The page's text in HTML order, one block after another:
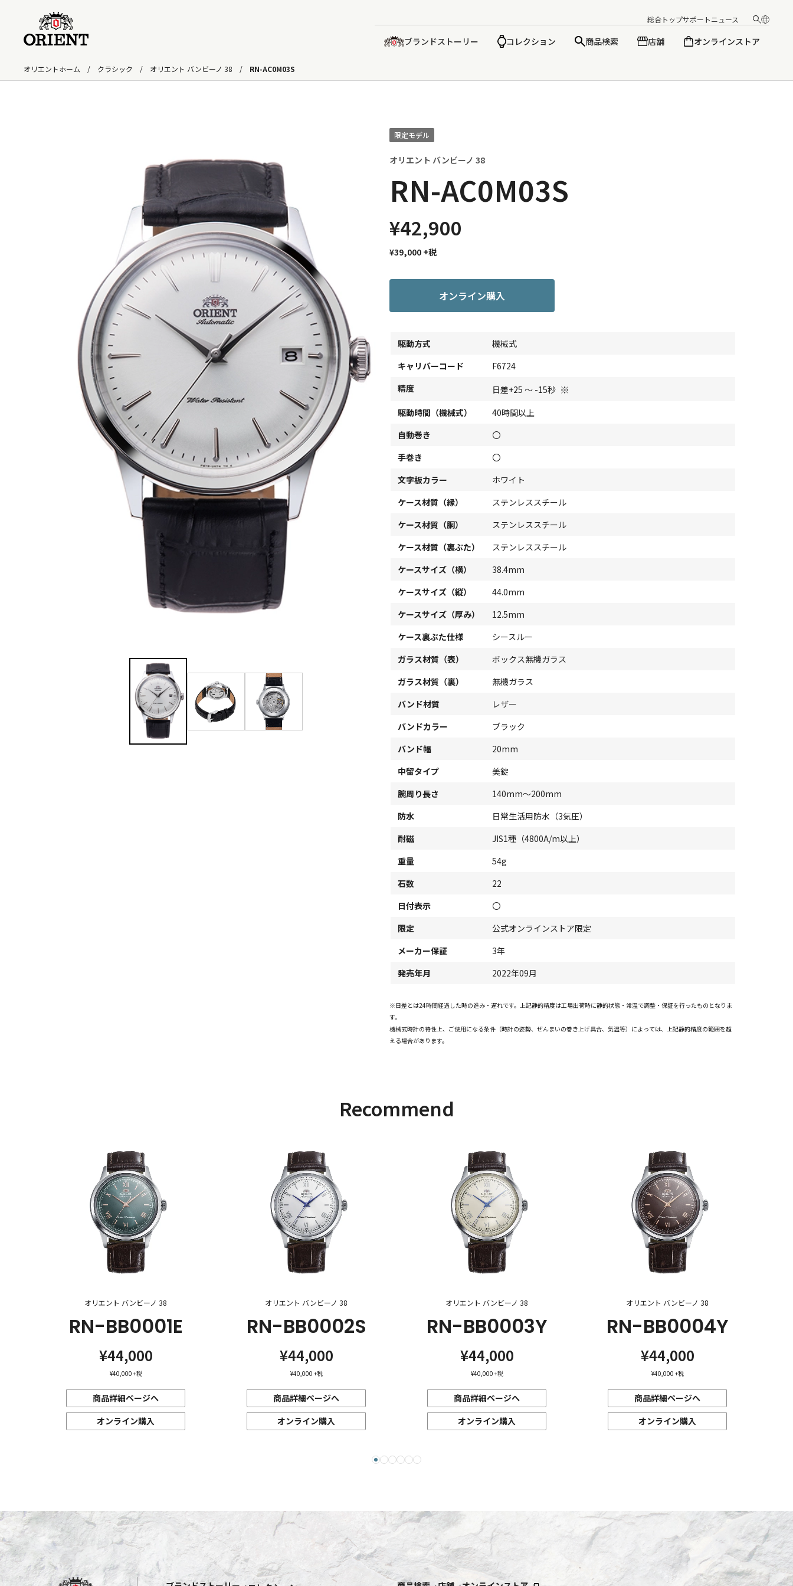
総合トップサポートニュース
日本語
ブランドストーリー コレクション 商品検索 店舗 オンラインストア
オリエントホーム クラシック オリエント バンビーノ 38 RN-AC0M03S
限定モデル
オリエント バンビーノ 38
RN-AC0M03S
¥42,900
¥39,000 +税
オンライン購入
駆動方式
機械式
キャリバーコード
F6724
精度
日差+25 ～ -15秒 ※
駆動時間（機械式）
40時間以上
自動巻き
〇
手巻き
〇
文字板カラー
ホワイト
ケース材質（縁）
ステンレススチール
ケース材質（胴）
ステンレススチール
ケース材質（裏ぶた）
ステンレススチール
ケースサイズ（横）
38.4mm
ケースサイズ（縦）
44.0mm
ケースサイズ（厚み）
12.5mm
ケース裏ぶた仕様
シースルー
ガラス材質（表）
ボックス無機ガラス
ガラス材質（裏）
無機ガラス
バンド材質
レザー
バンドカラー
ブラック
バンド幅
20mm
中留タイプ
美錠
腕周り長さ
140mm～200mm
防水
日常生活用防水（3気圧）
耐磁
JIS1種（4800A/m以上）
重量
54g
石数
22
日付表示
〇
限定
公式オンラインストア限定
メーカー保証
3年
発売年月
2022年09月
※日差とは24時間経過した時の進み・遅れです。上記静的精度は工場出荷時に静的状態・常温で調整・保証を行ったものとなりま
す。
機械式時計の特性上、ご使用になる条件（時計の姿勢、ぜんまいの巻き上げ具合、気温等）によっては、上記静的精度の範囲を超
える場合があります。
Recommend
オリエント バンビーノ 38
RN-BB0001E
¥44,000
¥40,000 +税
商品詳細ページへ
オンライン購入
オリエント バンビーノ 38
RN-BB0002S
¥44,000
¥40,000 +税
商品詳細ページへ
オンライン購入
オリエント バンビーノ 38
RN-BB0003Y
¥44,000
¥40,000 +税
商品詳細ページへ
オンライン購入
オリエント バンビーノ 38
RN-BB0004Y
¥44,000
¥40,000 +税
商品詳細ページへ
オンライン購入